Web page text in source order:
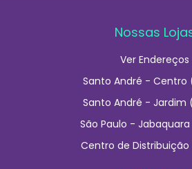
Nossas
Ver Endereços
Santo André - Centro
Santo André - Jardim
São Paulo -
Centro de